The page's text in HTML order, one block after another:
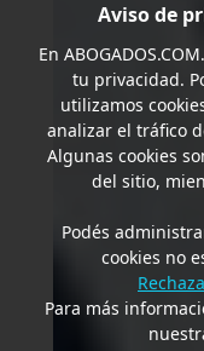
Aviso de
En
tu privacidad.
utilizamos
analizar el tráfico
Algunas cookies
del sitio,
Podés
cookies no
Para más